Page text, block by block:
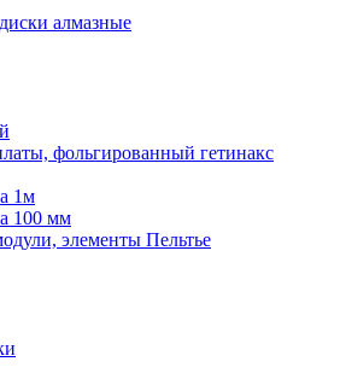
алмазные
фольгированный гетинакс
1м
100 мм
элементы Пельтье